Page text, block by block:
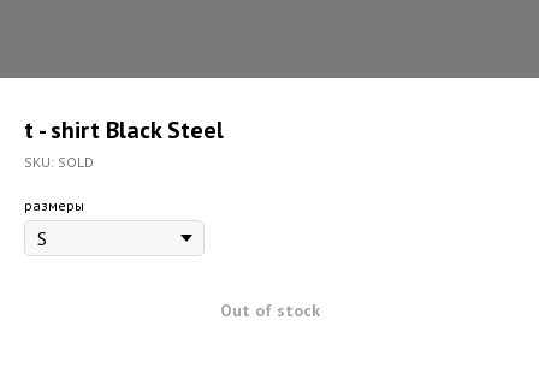
t - shirt Black Steel
SKU: SOLD
размеры
Out of stock